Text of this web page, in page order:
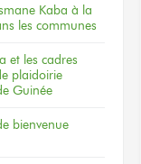
Kaba à la
les communes
et les cadres
plaidoirie
Guinée
bienvenue